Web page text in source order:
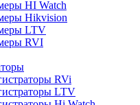
HI Watch
Hikvision
LTV
RVI
RVi
LTV